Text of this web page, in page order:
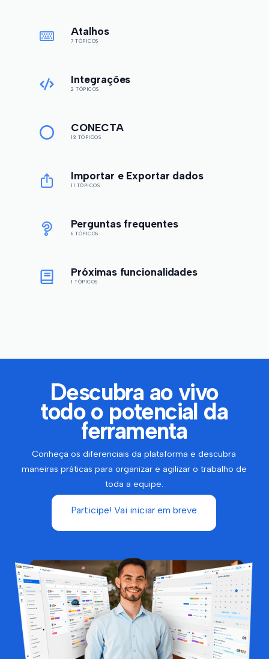
Atalhos
7 TÓPICOS
Integrações
2 TÓPICOS
CONECTA
13 TÓPICOS
Importar e Exportar dados
11 TÓPICOS
Perguntas frequentes
6 TÓPICOS
Próximas funcionalidades
1 TÓPICOS
Descubra ao vivo
todo o potencial da
ferramenta
Conheça os diferenciais da plataforma e descubra
maneiras práticas para organizar e agilizar o trabalho de
toda a equipe.
Participe! Vai iniciar em breve